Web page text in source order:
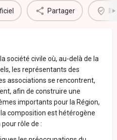
Partager Il
société civile où, au-delà de la
les représentants des
associations se rencontrent,
afin de construire une
importants pour la Région,
la composition est hétérogène
rôle de :